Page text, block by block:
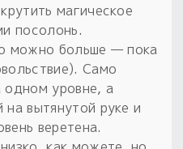
магическое
посолонь.
можно больше — пока
Само
одном уровне, а
вытянутой руке и
веретена.